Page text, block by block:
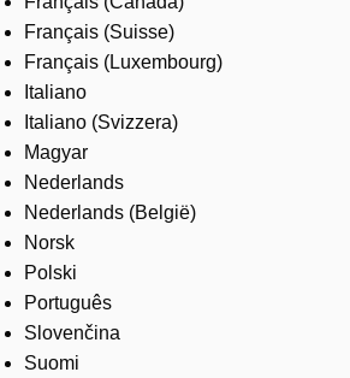
Français (Suisse)
Français (Luxembourg)
Italiano
Italiano (Svizzera)
Magyar
Nederlands
Nederlands (België)
Norsk
Polski
Português
Slovenčina
Suomi